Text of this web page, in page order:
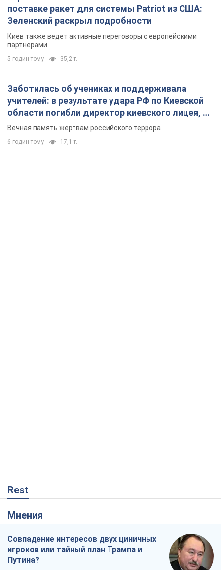
поставке ракет для системы Patriot из США:
Зеленский раскрыл подробности
Киев также ведет активные переговоры с европейскими
партнерами
5 годин тому 35,2 т.
Заботилась об учениках и поддерживала
учителей: в результате удара РФ по Киевской
области погибли директор киевского лицея, её
муж и внук
Вечная память жертвам российского террора
6 годин тому 17,1 т.
Rest
Мнения
Совпадение интересов двух циничных
игроков или тайный план Трампа и
Путина?